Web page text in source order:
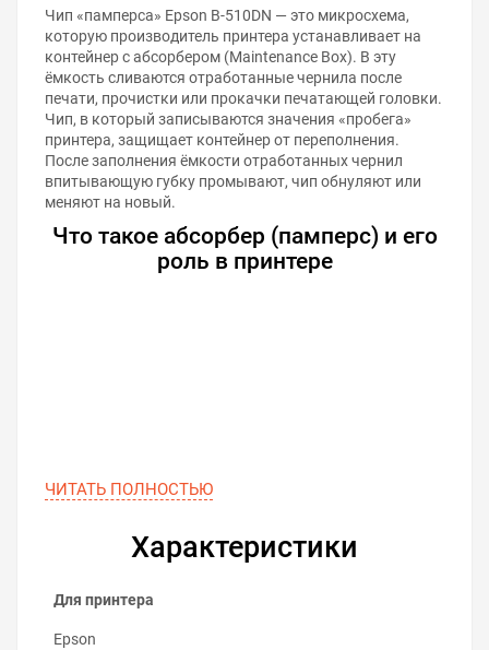
Чип «памперса» Epson B-510DN — это микросхема,
которую производитель принтера устанавливает на
контейнер с абсорбером (Maintenance Box). В эту
ёмкость сливаются отработанные чернила после
печати, прочистки или прокачки печатающей головки.
Чип, в который записываются значения «пробега»
принтера, защищает контейнер от переполнения.
После заполнения ёмкости отработанных чернил
впитывающую губку промывают, чип обнуляют или
меняют на новый.
Что такое абсорбер (памперс) и его
роль в принтере
ЧИТАТЬ ПОЛНОСТЬЮ
Характеристики
Для принтера
Epson